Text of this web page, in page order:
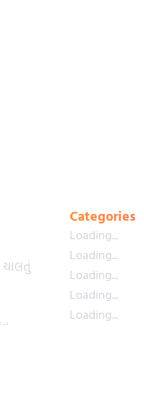
ચાલતું
Categories
Loading...
Loading...
Loading...
Loading...
Loading...